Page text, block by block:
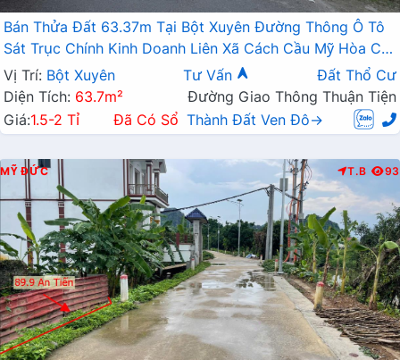
Bán Thửa Đất 63.37m Tại Bột Xuyên Đường Thông Ô Tô
Sát Trục Chính Kinh Doanh Liên Xã Cách Cầu Mỹ Hòa Chỉ
Vài Trăm Mét
Vị Trí: Bột Xuyên Tư Vấn
Đất Thổ Cư
Diện Tích: 63.7m²
Đường Giao Thông Thuận Tiện
Giá:1.5-2 Tỉ Đã Có Sổ Thành Đất Ven Đô→
MỸ ĐỨC T.B 93